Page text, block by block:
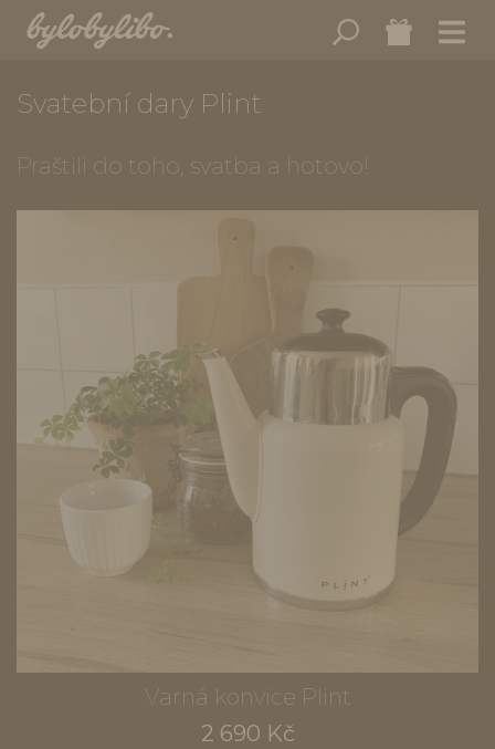
Svatební dary Plint
Praštili do toho, svatba a hotovo!
Varná konvice Plint
2 690 Kč